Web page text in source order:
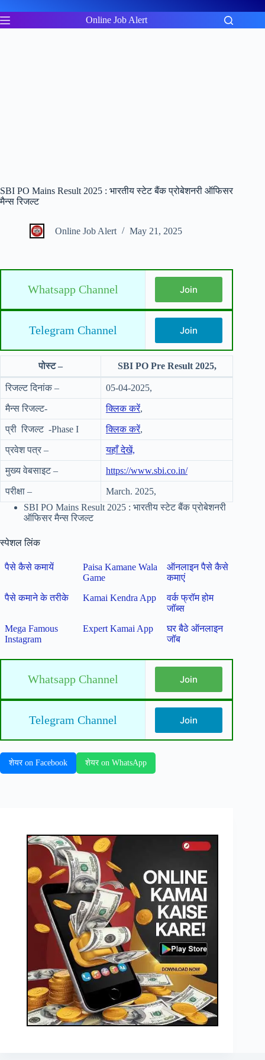
to
content
Online Job Alert
SBI PO Mains Result 2025 : भारतीय स्टेट बैंक प्रोबेशनरी ऑफिसर
मैन्स रिजल्ट
Online Job Alert May 21, 2025
Whatsapp Channel Join
Telegram Channel Join
पोस्ट – SBI PO Pre Result 2025,
रिजल्ट दिनांक – 05-04-2025,
मैन्स रिजल्ट- क्लिक करें,
प्री रिजल्ट -Phase I क्लिक करें,
प्रवेश पत्र – यहाँ देखें,
मुख्य वेबसाइट – https://www.sbi.co.in/
परीक्षा –
March. 2025,
SBI PO Mains Result 2025 : भारतीय स्टेट बैंक प्रोबेशनरी
ऑफिसर मैन्स रिजल्ट
स्पेशल लिंक
पैसे कैसे कमायें
Paisa Kamane Wala
Game
ऑनलाइन पैसे कैसे
कमाएं
पैसे कमाने के तरीके
Kamai Kendra App
वर्क फ्रॉम होम
जॉब्स
Mega Famous
Instagram
Expert Kamai App
घर बैठे ऑनलाइन
जॉब
Whatsapp Channel Join
Telegram Channel Join
शेयर on Facebook शेयर on WhatsApp